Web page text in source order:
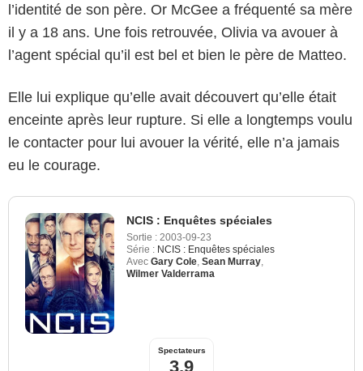
l’identité de son père. Or McGee a fréquenté sa mère
il y a 18 ans. Une fois retrouvée, Olivia va avouer à
l’agent spécial qu’il est bel et bien le père de Matteo.
Elle lui explique qu’elle avait découvert qu’elle était
enceinte après leur rupture. Si elle a longtemps voulu
le contacter pour lui avouer la vérité, elle n’a jamais
eu le courage.
NCIS : Enquêtes spéciales
Sortie : 2003-09-23
Série : NCIS : Enquêtes spéciales
Avec Gary Cole Sean Murray
Wilmer Valderrama
Spectateurs
3,9